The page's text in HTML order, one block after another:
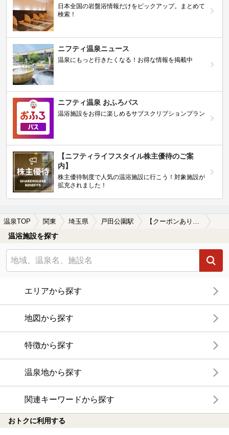
日本全国の岩盤浴情報だけをピックアップ。まとめて
検索！
ニフティ温泉ニュース
温泉にもっと行きたくなる！お得な情報を掲載中
ニフティ温泉 おふろパス
温浴施設をお得に楽しめるサブスクリプションプラン
【ニフティライフスタイル株主優待のご案
内】
株主優待制度で人気の温浴施設に行こう！対象施設が
拡充されました！
温泉TOP 関東 埼玉県 戸田公園駅 【クーポンあり】子連れOKな戸田公園駅近くの温泉、日帰り温泉、スーパー銭湯おすすめ
温浴施設を探す
エリアから探す
地図から探す
特徴から探す
温泉地から探す
関連キーワードから探す
おトクに利用する